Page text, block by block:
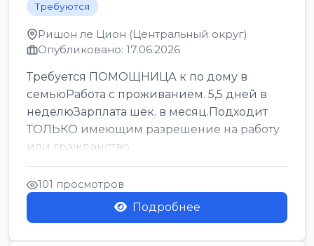
Требуются
Ришон ле Цион (Центральный округ)
Опубликовано: 17.06.2026
Требуется ПОМОЩНИЦА к по дому в
семьюРабота с проживанием. 5,5 дней в
неделюЗарплата шек. в месяц.Подходит
ТОЛЬКО имеющим разрешение на работу
или гражданство
101 просмотров
Подробнее